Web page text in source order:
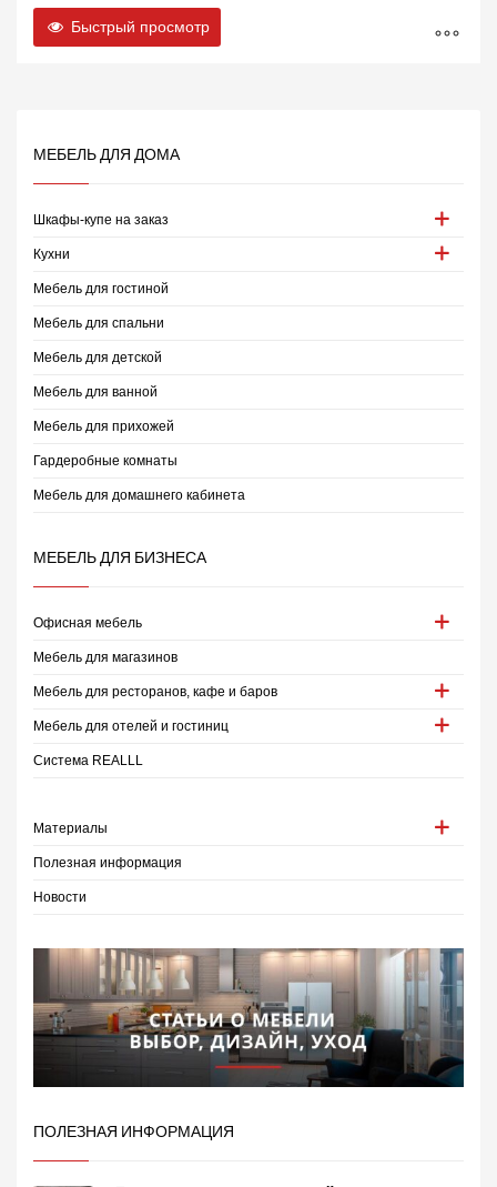
Быстрый просмотр
МЕБЕЛЬ ДЛЯ ДОМА
Шкафы-купе на заказ
Кухни
Мебель для гостиной
Мебель для спальни
Мебель для детской
Мебель для ванной
Мебель для прихожей
Гардеробные комнаты
Мебель для домашнего кабинета
МЕБЕЛЬ ДЛЯ БИЗНЕСА
Офисная мебель
Мебель для магазинов
Мебель для ресторанов, кафе и баров
Мебель для отелей и гостиниц
Система REALLL
Материалы
Полезная информация
Новости
ПОЛЕЗНАЯ ИНФОРМАЦИЯ